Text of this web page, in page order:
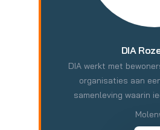
DIA
DIA werkt met
organisaties aan
samenleving waarin
iedereen bijdraagt aan
anderen. Onze